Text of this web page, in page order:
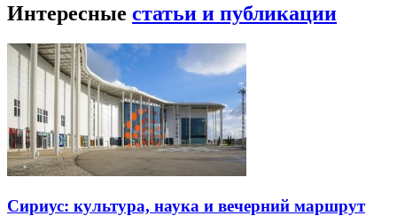
Интересные статьи и публикации
Сириус: культура, наука и вечерний маршрут